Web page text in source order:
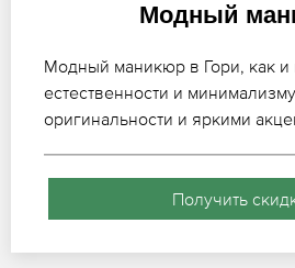
Модный
Модный маникюр в Гори, как и
естественности и
оригинальности и яркими
Получить